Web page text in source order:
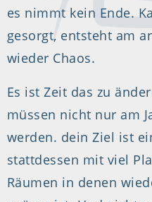
es nimmt kein Ende.
gesorgt, entsteht am
wieder Chaos.
Es ist Zeit das zu
müssen nicht nur am
werden. dein Ziel ist
stattdessen mit viel
Räumen in denen